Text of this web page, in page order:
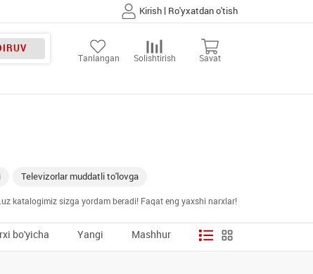
Kirish | Ro'yxatdan o'tish
Tanlangan Solishtirish Savat
Televizorlar muddatli to'lovga
katalogimiz sizga yordam beradi! Faqat eng yaxshi narxlar!
bo'yicha Yangi Mashhur